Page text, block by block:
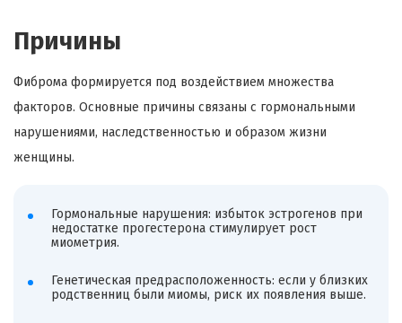
Причины
Фиброма формируется под воздействием множества
факторов. Основные причины связаны с гормональными
нарушениями, наследственностью и образом жизни
женщины.
Гормональные нарушения: избыток эстрогенов при
недостатке прогестерона стимулирует рост
миометрия.
Генетическая предрасположенность: если у близких
родственниц были миомы, риск их появления выше.